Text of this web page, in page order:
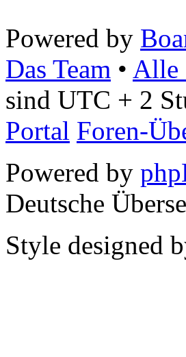
Powered by
Das Team • Alle
sind UTC + 2
Portal Foren-
Powered by
Deutsche
Style designed